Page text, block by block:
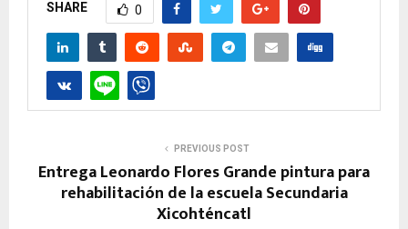
SHARE 0
PREVIOUS POST
Entrega Leonardo Flores Grande pintura para
rehabilitación de la escuela Secundaria
Xicohténcatl